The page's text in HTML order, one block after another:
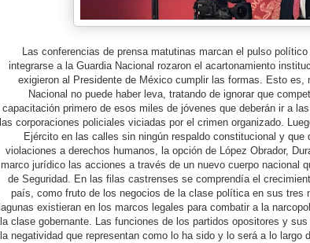
Las conferencias de prensa matutinas marcan el pulso
integrarse a la Guardia Nacional rozaron el acartonamiento
exigieron al Presidente de México cumplir las formas. Esto es,
Nacional no puede haber leva, tratando de ignorar que
capacitación primero de esos miles de jóvenes que deberán ir a
las corporaciones policiales viciadas por el crimen organizado.
Ejército en las calles sin ningún respaldo constitucional y que
violaciones a derechos humanos, la opción de López Obrador,
marco jurídico las acciones a través de un nuevo cuerpo nacional
de Seguridad. En las filas castrenses se comprendía el
país, como fruto de los negocios de la clase política en sus tres
lagunas existieran en los marcos legales para combatir a la
la clase gobernante. Las funciones de los partidos opositores y
la negatividad que representan como lo ha sido y lo será a lo largo